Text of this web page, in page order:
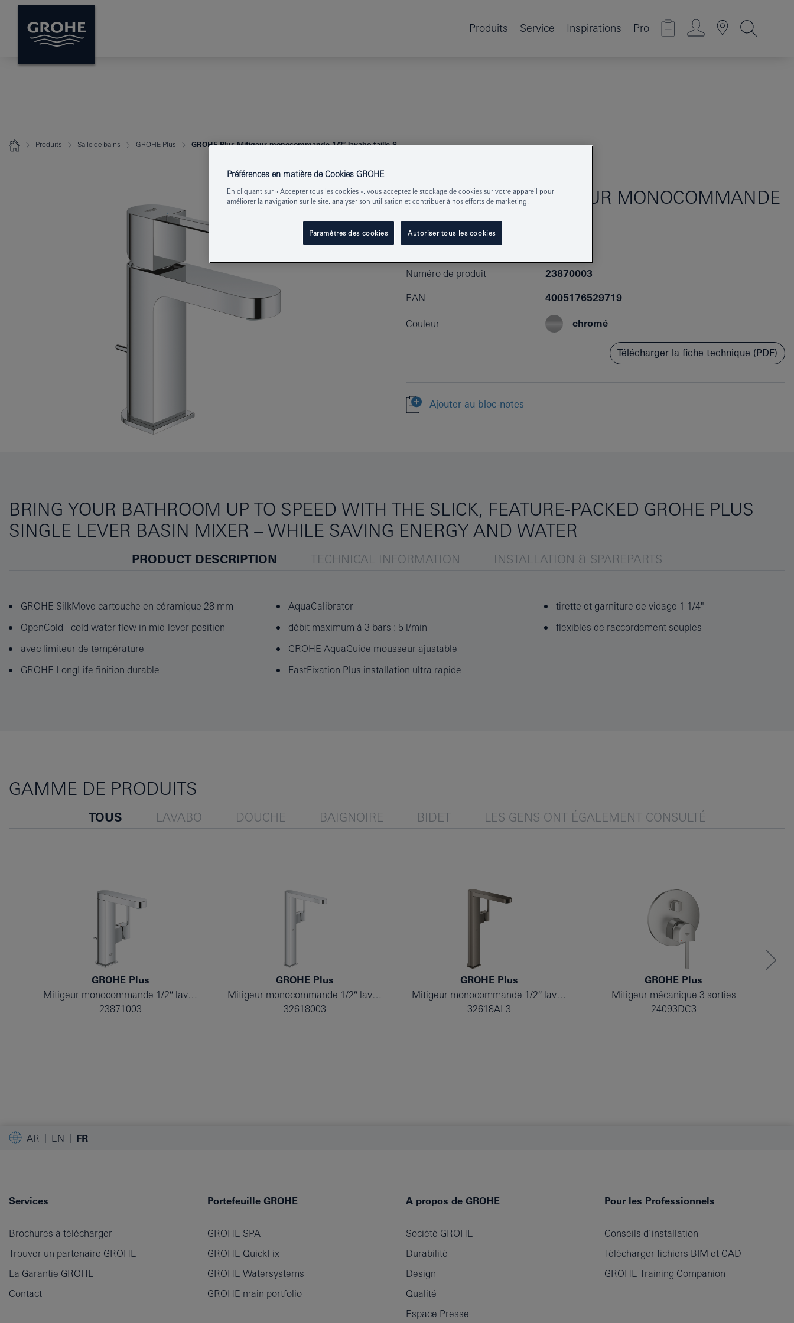
Produits Service Inspirations Pro
Produits Salle de bains GROHE Plus GROHE Plus Mitigeur monocommande 1/2″ lavabo taille S
GROHE PLUSMITIGEUR MONOCOMMANDE
1/2″ LAVABO TAILLE S
Numéro de produit 23870003
EAN 4005176529719
Couleur chromé
Télécharger la fiche technique (PDF)
Ajouter au bloc-notes
BRING YOUR BATHROOM UP TO SPEED WITH THE SLICK, FEATURE-PACKED GROHE PLUS
SINGLE LEVER BASIN MIXER – WHILE SAVING ENERGY AND WATER
PRODUCT DESCRIPTION TECHNICAL INFORMATION INSTALLATION & SPAREPARTS
GROHE SilkMove cartouche en céramique 28 mm
OpenCold - cold water flow in mid-lever position
avec limiteur de température
GROHE LongLife finition durable
AquaCalibrator
débit maximum à 3 bars : 5 l/min
GROHE AquaGuide mousseur ajustable
FastFixation Plus installation ultra rapide
tirette et garniture de vidage 1 1/4"
flexibles de raccordement souples
GAMME DE PRODUITS
TOUS LAVABO DOUCHE BAIGNOIRE BIDET LES GENS ONT ÉGALEMENT CONSULTÉ
GROHE Plus
Mitigeur monocommande 1/2″ lavabo taille M
23871003
GROHE Plus
Mitigeur monocommande 1/2″ lavabo taille XL
32618003
GROHE Plus
Mitigeur monocommande 1/2″ lavabo taille XL
32618AL3
GROHE Plus
Mitigeur mécanique 3 sorties
24093DC3
AR EN FR
Services
Brochures à télécharger
Trouver un partenaire GROHE
La Garantie GROHE
Contact
Portefeuille GROHE
GROHE SPA
GROHE QuickFix
GROHE Watersystems
GROHE main portfolio
A propos de GROHE
Société GROHE
Durabilité
Design
Qualité
Espace Presse
Pour les Professionnels
Conseils d’installation
Télécharger fichiers BIM et CAD
GROHE Training Companion
Préférences en matière de Cookies GROHE
En cliquant sur « Accepter tous les cookies », vous acceptez le stockage de cookies sur votre appareil pour
améliorer la navigation sur le site, analyser son utilisation et contribuer à nos efforts de marketing.
Paramètres des cookies Autoriser tous les cookies